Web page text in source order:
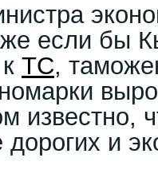
если бы
ТС,
известно,
и